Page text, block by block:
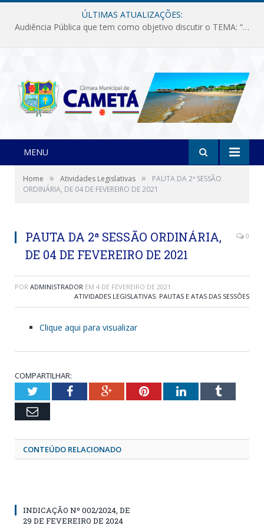
ÚLTIMAS ATUALIZAÇÕES:
Audiência Pública que tem como objetivo discutir o TEMA: “Fornecimento de Energia Elétrica em Debate: Tarifas, Qualidade e Atendimento dos Serviços”
MENU
Home » Atividades Legislativas »
PAUTA DA 2ª SESSÃO
ORDINÁRIA, DE 04 DE FEVEREIRO DE 2021
PAUTA DA 2ª SESSÃO ORDINÁRIA,
DE 04 DE FEVEREIRO DE 2021
0
POR ADMINISTRADOR EM 4 DE FEVEREIRO DE 2021
ATIVIDADES LEGISLATIVAS, PAUTAS E ATAS DAS SESSÕES
Clique aqui para visualizar
COMPARTILHAR:
TwitterFacebookGoogle+PinterestLinkedInTumblr
Email
CONTEÚDO RELACIONADO
INDICAÇÃO Nº 002/2024, DE
29 DE FEVEREIRO DE 2024